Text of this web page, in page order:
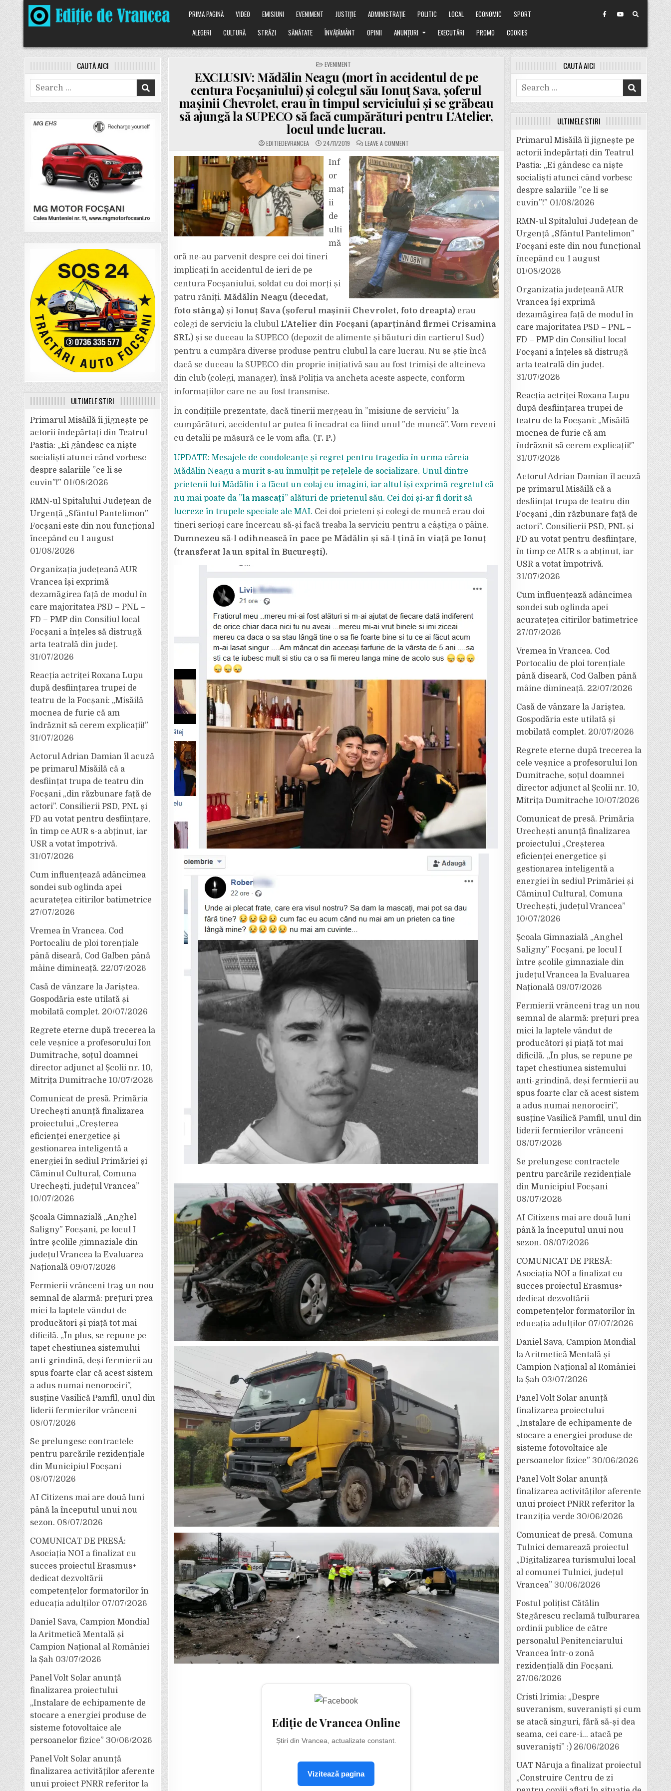
Skip
to
content
PRIMA PAGINĂ VIDEO EMISIUNI EVENIMENT JUSTIȚIE ADMINISTRAȚIE POLITIC LOCAL ECONOMIC
SPORT
ALEGERI
CULTURĂ STRĂZI SĂNĂTATE ÎNVĂȚĂMÂNT OPINII ANUNȚURI EXECUTĂRI PROMO COOKIES
POSTED
IN
EVENIMENT
EXCLUSIV: Mădălin Neagu (mort în accidentul de pe
centura Focșaniului) și colegul său Ionuț Sava, șoferul
mașinii Chevrolet, erau în timpul serviciului și se grăbeau
să ajungă la SUPECO să facă cumpărături pentru L’Atelier,
locul unde lucrau.
EDITIEDEVRANCEA 24/11/2019 LEAVE A COMMENTON
EXCLUSIV:
MĂDĂLIN
NEAGU
(MORT
ÎN
ACCIDENTUL
DE
PE
CENTURA
FOCȘANIULUI)
ȘI
COLEGUL
SĂU
IONUȚ
SAVA,
ȘOFERUL
MAȘINII
CHEVROLET,
ERAU
ÎN
TIMPUL
SERVICIULUI
SE
GRĂBEAU
SĂ
LA
SĂ
FACĂ
CUMPĂRĂTURI
PENTRU
L’ATELIER,
LOCUL
LUCRAU.
Inf
or
maț
ii
de
ulti
mă
oră ne-au parvenit despre cei doi tineri
implicați în accidentul de ieri de pe
centura Focșaniului, soldat cu doi morți și
patru răniți. Mădălin Neagu (decedat,
foto stânga)și Ionuț Sava (șoferul mașinii Chevrolet, foto dreapta)erau
colegi de serviciu la clubul L’Atelier din Focșani (aparținând firmei Crisamina
SRL) și se duceau la SUPECO (depozit de alimente și băuturi din cartierul Sud)
pentru a cumpăra diverse produse pentru clubul la care lucrau. Nu se știe încă
dacă se duceau la SUPECO din proprie inițiativă sau au fost trimiși de altcineva
din club (colegi, manager), însă Poliția va ancheta aceste aspecte, conform
informațiilor care ne-au fost transmise.
În condițiile prezentate, dacă tinerii mergeau în ”misiune de serviciu” la
cumpărături, accidentul ar putea fi încadrat ca fiind unul ”de muncă”. Vom reveni
cu detalii pe măsură ce le vom afla. (T. P.)
UPDATE: Mesajele de condoleanțe și regret pentru tragedia în urma căreia
Mădălin Neagu a murit s-au înmulțit pe rețelele de socializare. Unul dintre
prietenii lui Mădălin i-a făcut un colaj cu imagini, iar altul își exprimă regretul că
nu mai poate da ”la mascați” alături de prietenul său. Cei doi și-ar fi dorit să
lucreze în trupele speciale ale MAI. Cei doi prieteni și colegi de muncă erau doi
tineri serioși care încercau să-și facă treaba la serviciu pentru a câștiga o pâine.
Dumnezeu să-l odihnească în pace pe Mădălin și să-l țină în viață pe Ionuț
(transferat la un spital în București).
Ediție de Vrancea Online
Știri din Vrancea, actualizate constant.
Vizitează pagina
CAUTĂ AICI
Search
for:
ULTIMELE ȘTIRI
Primarul Misăilă îi jignește pe
actorii îndepărtați din Teatrul
Pastia: „Ei gândesc ca niște
socialiști atunci când vorbesc
despre salariile ”ce li se
cuvin”!” 01/08/2026
RMN-ul Spitalului Județean de
Urgență „Sfântul Pantelimon”
Focșani este din nou funcțional
începând cu 1 august
01/08/2026
Organizația județeană AUR
Vrancea își exprimă
dezamăgirea față de modul în
care majoritatea PSD – PNL –
FD – PMP din Consiliul local
Focșani a înțeles să distrugă
arta teatrală din județ.
31/07/2026
Reacția actriței Roxana Lupu
după desființarea trupei de
teatru de la Focșani: „Misăilă
mocnea de furie că am
îndrăznit să cerem explicații!”
31/07/2026
Actorul Adrian Damian îl acuză
pe primarul Misăilă că a
desființat trupa de teatru din
Focșani „din răzbunare față de
actori”. Consilierii PSD, PNL și
FD au votat pentru desființare,
în timp ce AUR s-a abținut, iar
USR a votat împotrivă.
31/07/2026
Cum influențează adâncimea
sondei sub oglinda apei
acuratețea citirilor batimetrice
27/07/2026
Vremea în Vrancea. Cod
Portocaliu de ploi torențiale
până diseară, Cod Galben până
mâine dimineață. 22/07/2026
Casă de vânzare la Jariștea.
Gospodăria este utilată și
mobilată complet. 20/07/2026
Regrete eterne după trecerea la
cele veșnice a profesorului Ion
Dumitrache, soțul doamnei
director adjunct al Școlii nr. 10,
Mitrița Dumitrache 10/07/2026
Comunicat de presă. Primăria
Urechești anunță finalizarea
proiectului „Creșterea
eficienței energetice și
gestionarea inteligentă a
energiei în sediul Primăriei și
Căminul Cultural, Comuna
Urechești, județul Vrancea”
10/07/2026
Școala Gimnazială „Anghel
Saligny” Focșani, pe locul I
între școlile gimnaziale din
județul Vrancea la Evaluarea
Națională 09/07/2026
Fermierii vrânceni trag un nou
semnal de alarmă: prețuri prea
mici la laptele vândut de
producători și piață tot mai
dificilă. „În plus, se repune pe
tapet chestiunea sistemului
anti-grindină, deși fermierii au
spus foarte clar că acest sistem
a adus numai nenorociri”,
susține Vasilică Pamfil, unul din
liderii fermierilor vrânceni
08/07/2026
Se prelungesc contractele
pentru parcările rezidențiale
din Municipiul Focșani
08/07/2026
AI Citizens mai are două luni
până la începutul unui nou
sezon. 08/07/2026
COMUNICAT DE PRESĂ:
Asociația NOI a finalizat cu
succes proiectul Erasmus+
dedicat dezvoltării
competențelor formatorilor în
educația adulților 07/07/2026
Daniel Sava, Campion Mondial
la Aritmetică Mentală și
Campion Național al României
la Șah 03/07/2026
Panel Volt Solar anunță
finalizarea proiectului
„Instalare de echipamente de
stocare a energiei produse de
sisteme fotovoltaice ale
persoanelor fizice” 30/06/2026
Panel Volt Solar anunță
finalizarea activităților aferente
unui proiect PNRR referitor la
CAUTĂ AICI
Search
for:
ULTIMELE ȘTIRI
Primarul Misăilă îi jignește pe
actorii îndepărtați din Teatrul
Pastia: „Ei gândesc ca niște
socialiști atunci când vorbesc
despre salariile ”ce li se
cuvin”!” 01/08/2026
RMN-ul Spitalului Județean de
Urgență „Sfântul Pantelimon”
Focșani este din nou funcțional
începând cu 1 august
01/08/2026
Organizația județeană AUR
Vrancea își exprimă
dezamăgirea față de modul în
care majoritatea PSD – PNL –
FD – PMP din Consiliul local
Focșani a înțeles să distrugă
arta teatrală din județ.
31/07/2026
Reacția actriței Roxana Lupu
după desființarea trupei de
teatru de la Focșani: „Misăilă
mocnea de furie că am
îndrăznit să cerem explicații!”
31/07/2026
Actorul Adrian Damian îl acuză
pe primarul Misăilă că a
desființat trupa de teatru din
Focșani „din răzbunare față de
actori”. Consilierii PSD, PNL și
FD au votat pentru desființare,
în timp ce AUR s-a abținut, iar
USR a votat împotrivă.
31/07/2026
Cum influențează adâncimea
sondei sub oglinda apei
acuratețea citirilor batimetrice
27/07/2026
Vremea în Vrancea. Cod
Portocaliu de ploi torențiale
până diseară, Cod Galben până
mâine dimineață. 22/07/2026
Casă de vânzare la Jariștea.
Gospodăria este utilată și
mobilată complet. 20/07/2026
Regrete eterne după trecerea la
cele veșnice a profesorului Ion
Dumitrache, soțul doamnei
director adjunct al Școlii nr. 10,
Mitrița Dumitrache 10/07/2026
Comunicat de presă. Primăria
Urechești anunță finalizarea
proiectului „Creșterea
eficienței energetice și
gestionarea inteligentă a
energiei în sediul Primăriei și
Căminul Cultural, Comuna
Urechești, județul Vrancea”
10/07/2026
Școala Gimnazială „Anghel
Saligny” Focșani, pe locul I
între școlile gimnaziale din
județul Vrancea la Evaluarea
Națională 09/07/2026
Fermierii vrânceni trag un nou
semnal de alarmă: prețuri prea
mici la laptele vândut de
producători și piață tot mai
dificilă. „În plus, se repune pe
tapet chestiunea sistemului
anti-grindină, deși fermierii au
spus foarte clar că acest sistem
a adus numai nenorociri”,
susține Vasilică Pamfil, unul din
liderii fermierilor vrânceni
08/07/2026
Se prelungesc contractele
pentru parcările rezidențiale
din Municipiul Focșani
08/07/2026
AI Citizens mai are două luni
până la începutul unui nou
sezon. 08/07/2026
COMUNICAT DE PRESĂ:
Asociația NOI a finalizat cu
succes proiectul Erasmus+
dedicat dezvoltării
competențelor formatorilor în
educația adulților 07/07/2026
Daniel Sava, Campion Mondial
la Aritmetică Mentală și
Campion Național al României
la Șah 03/07/2026
Panel Volt Solar anunță
finalizarea proiectului
„Instalare de echipamente de
stocare a energiei produse de
sisteme fotovoltaice ale
persoanelor fizice” 30/06/2026
Panel Volt Solar anunță
finalizarea activităților aferente
unui proiect PNRR referitor la
tranziția verde 30/06/2026
Comunicat de presă. Comuna
Tulnici demarează proiectul
„Digitalizarea turismului local
al comunei Tulnici, județul
Vrancea” 30/06/2026
Fostul polițist Cătălin
Stegărescu reclamă tulburarea
ordinii publice de către
personalul Penitenciarului
Vrancea într-o zonă
rezidențială din Focșani.
27/06/2026
Cristi Irimia: „Despre
suveranism, suveraniști și cum
se atacă singuri, fără să-și dea
seama, cei care-i… atacă pe
suveraniști” :) 26/06/2026
UAT Năruja a finalizat proiectul
„Construire Centru de zi